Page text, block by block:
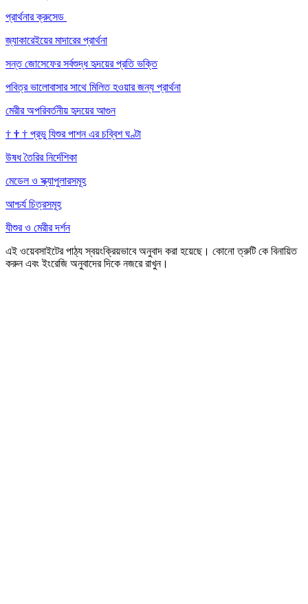
প্রার্থনার ক্রুসেড
জ্যাকারেইয়ের মাদারের প্রার্থনা
সন্ত জোসেফের সর্বশুদ্ধ হৃদয়ের প্রতি ভক্তি
পবিত্র ভালোবাসার সাথে মিলিত হওয়ার জন্য প্রার্থনা
মেরীর অপরিবর্তনীয় হৃদয়ের আগুন
† † † প্রভু যিশুর পাশন এর চব্বিশ ঘণ্টা
উষধ তৈরির নির্দেশিকা
মেডেল ও স্ক্যাপুলারসমূহ
আশ্চর্য চিত্রসমূহ
যীশুর ও মেরীর দর্শন
এই ওয়েবসাইটের পাঠ্য স্বয়ংক্রিয়ভাবে অনুবাদ করা হয়েছে। কোনো ত্রুটি কে বিনায়িত
করুন এবং ইংরেজি অনুবাদের দিকে নজরে রাখুন।